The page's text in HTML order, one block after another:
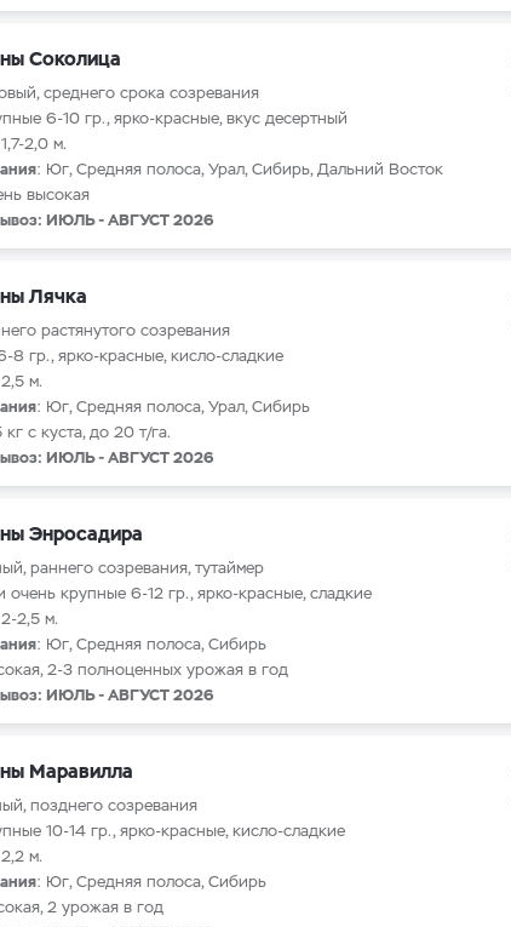
Соколица
среднего срока созревания
6-10 гр., ярко-красные, вкус десертный
2,0 м.
: Юг, Средняя полоса, Урал, Сибирь, Дальний Восток
высокая
ИЮЛЬ - АВГУСТ 2026
Лячка
растянутого созревания
8 гр., ярко-красные, кисло-сладкие
м.
: Юг, Средняя полоса, Урал, Сибирь
кг с куста, до 20 т/га.
ИЮЛЬ - АВГУСТ 2026
Энросадира
раннего созревания, тутаймер
очень крупные 6-12 гр., ярко-красные, сладкие
2,5 м.
: Юг, Средняя полоса, Сибирь
2-3 полноценных урожая в год
ИЮЛЬ - АВГУСТ 2026
Маравилла
позднего созревания
10-14 гр., ярко-красные, кисло-сладкие
м.
: Юг, Средняя полоса, Сибирь
2 урожая в год